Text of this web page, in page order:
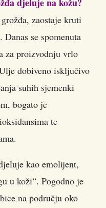
djeluje na kožu?
zaostaje kruti
se spomenuta
za proizvodnju vrlo
dobiveno isključivo
suhih sjemenki
bogato je
te
kao emolijent,
u koži“. Pogodno je
na području oko